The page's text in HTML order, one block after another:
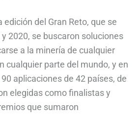
del Gran Reto, que se
2020, se buscaron soluciones
a la minería de cualquier
cualquier parte del mundo, y en
aplicaciones de 42 países, de
elegidas como finalistas y
que sumaron